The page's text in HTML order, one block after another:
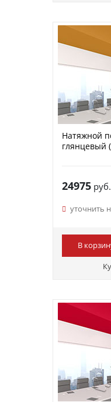
Натяжной
глянцевый
24975
уточнить
В